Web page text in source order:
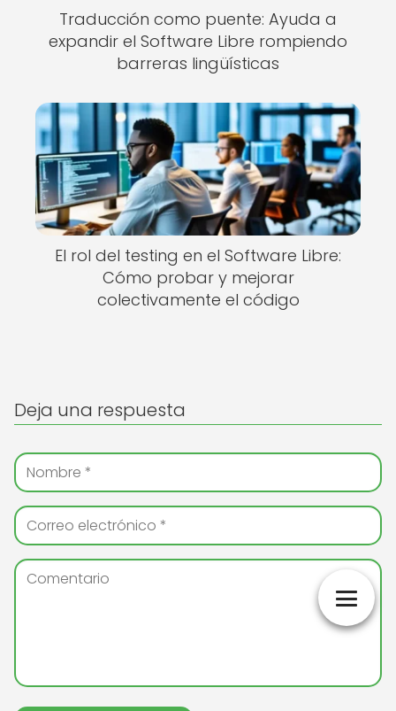
Traducción como puente: Ayuda a
expandir el Software Libre rompiendo
barreras lingüísticas
El rol del testing en el Software Libre:
Cómo probar y mejorar
colectivamente el código
Deja una respuesta